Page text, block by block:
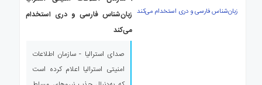
زبان‌شناس فارسی و دری استخدام
می‌کند
صدای استرالیا - سازمان اطلاعات
امنیتی استرالیا اعلام کرده است